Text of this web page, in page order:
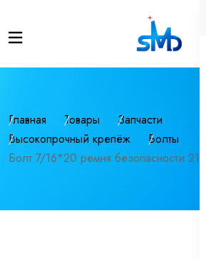
Главная Товары
Запчасти
Высокопрочный крепёж
Болты
Болт 7/16*20 ремня безопасности